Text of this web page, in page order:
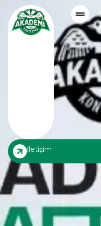
İletişim